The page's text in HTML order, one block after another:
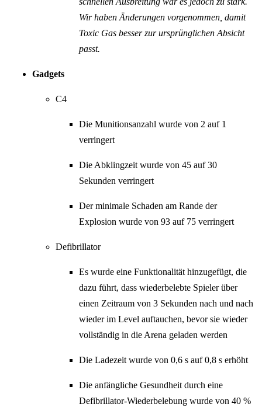
Wir haben Änderungen vorgenommen, damit
Toxic Gas besser zur ursprünglichen Absicht
passt.
Gadgets
C4
Die Munitionsanzahl wurde von 2 auf 1
verringert
Die Abklingzeit wurde von 45 auf 30
Sekunden verringert
Der minimale Schaden am Rande der
Explosion wurde von 93 auf 75 verringert
Defibrillator
Es wurde eine Funktionalität hinzugefügt, die
dazu führt, dass wiederbelebte Spieler über
einen Zeitraum von 3 Sekunden nach und nach
wieder im Level auftauchen, bevor sie wieder
vollständig in die Arena geladen werden
Die Ladezeit wurde von 0,6 s auf 0,8 s erhöht
Die anfängliche Gesundheit durch eine
Defibrillator-Wiederbelebung wurde von 40 %